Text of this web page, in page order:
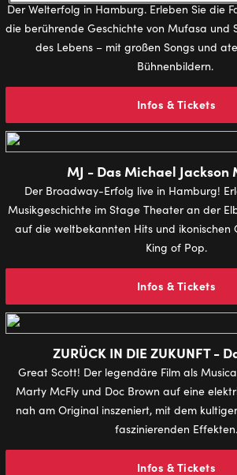
Der Welterfolg in Hamburg. Erleben Sie die
die berührende Geschichte von Mufasa und
des Lebens – mit großen Songs und
Bühnenbildern.
Infos & Tickets
MJ - Das Michael Jackson
Der Broadway-Erfolg live in Hamburg!
Musikgeschichte im Stage Theater an der
auf die weltbekannten Hits und ikonischen
King of Pop.
Infos & Tickets
ZURÜCK IN DIE ZUKUNFT -
Great Scott! Der legendäre Film als
Marty McFly und Doc Brown auf eine
nah am Original inszeniert, mit dem
faszinierenden Effekten.
Infos & Tickets